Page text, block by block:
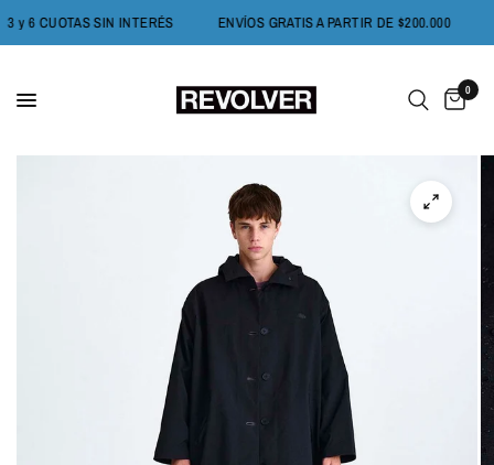
3 y 6 CUOTAS SIN INTERÉS ENVÍOS GRATIS A PARTIR DE $200.000
0